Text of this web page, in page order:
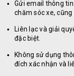
Gửi email thông
chăm sóc xe,
Liên lạc và giải
đặc biệt.
Không sử dụng
đích xác nhận và